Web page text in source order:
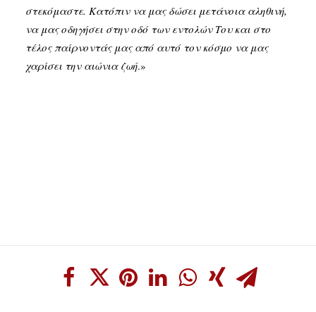
στεκόμαστε. Κατόπιν να μας δώσει μετάνοια αληθινή,
να μας οδηγήσει στην οδό των εντολών Του και στο
τέλος παίρνοντάς μας από αυτό τον κόσμο να μας
χαρίσει την αιώνια ζωή.»